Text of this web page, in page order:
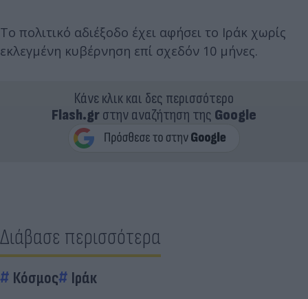
Το πολιτικό αδιέξοδο έχει αφήσει το Ιράκ χωρίς
εκλεγμένη κυβέρνηση επί σχεδόν 10 μήνες.
Κάνε κλικ και δες περισσότερο
Flash.grστην αναζήτηση της Google
Διάβασε περισσότερα
Κόσμος Ιράκ